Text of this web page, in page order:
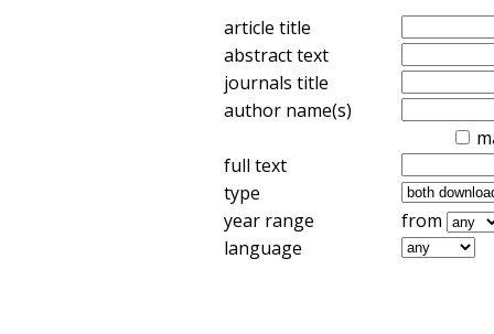
article title
abstract text
journals title
author name(s)
full text
type
year range
from
language